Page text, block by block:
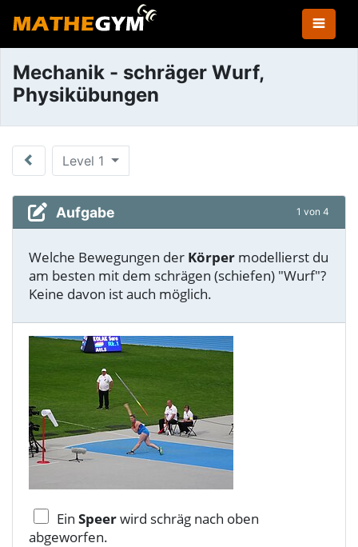
Mechanik - schräger Wurf,
Physikübungen
Level 1
Aufgabe 1 von 4
Welche Bewegungen der Körper modellierst du
am besten mit dem schrägen (schiefen) "Wurf"?
Keine davon ist auch möglich.
Ein Speerwird schräg nach oben
abgeworfen.